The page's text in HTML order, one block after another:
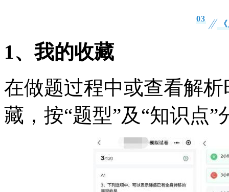
03
1、我的收藏
在做题过程中或查看解
藏，按“题型”及“知识点